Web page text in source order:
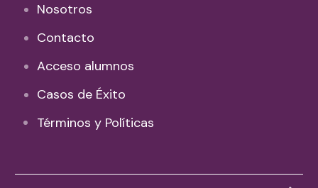
Nosotros
Contacto
Acceso alumnos
Casos de Éxito
Términos y Políticas